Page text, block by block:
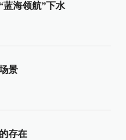
蓝海领航”下水
景
存在